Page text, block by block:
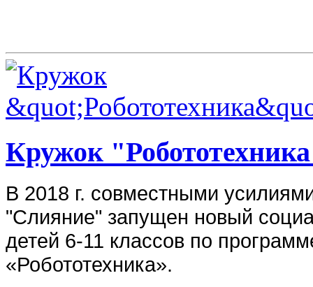
Кружок
В 2018 г. совместными
"Слияние" запущен новый
детей 6-11 классов по
«Робототехника».